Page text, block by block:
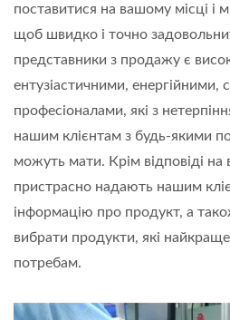
поставитися на вашому місці і
щоб швидко і точно
представники з продажу є
ентузіастичними, енергійними,
професіоналами, які з
нашим клієнтам з будь-якими
можуть мати. Крім відповіді на
пристрасно надають нашим
інформацію про продукт, а
вибрати продукти, які
потребам.